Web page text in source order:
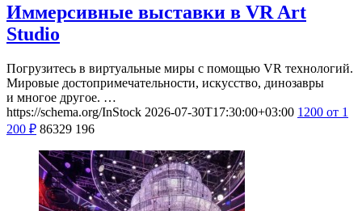
Иммерсивные выставки в VR Art
Studio
Погрузитесь в виртуальные миры с помощью VR технологий.
Мировые достопримечательности, искусство, динозавры
и многое другое. …
https://schema.org/InStock 2026-07-30T17:30:00+03:00 1200 от 1
200 ₽ 86329 196